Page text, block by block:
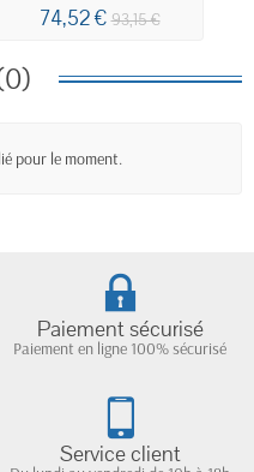
74,52 €93,15 €
pour le moment.
Paiement sécurisé
Paiement en ligne 100% sécurisé
Service client